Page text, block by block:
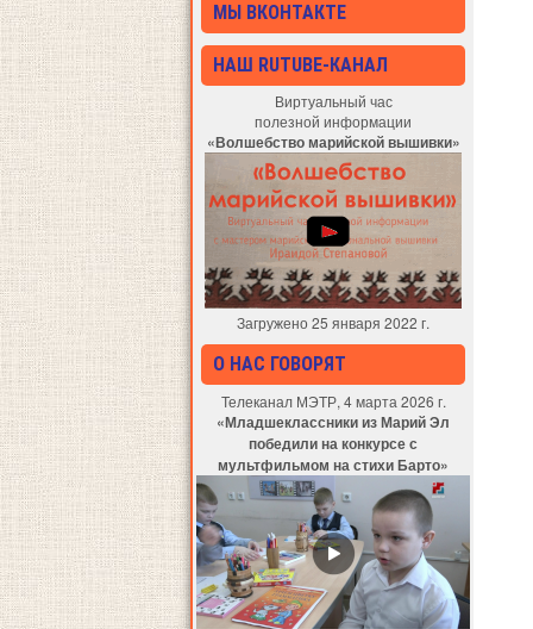
МЫ ВКОНТАКТЕ
НАШ RUTUBE-КАНАЛ
Виртуальный час
полезной информации
«Волшебство марийской вышивки»
Загружено 25 января 2022 г.
О НАС ГОВОРЯТ
Телеканал МЭТР, 4 марта 2026 г.
«Младшеклассники из Марий Эл
победили на конкурсе с
мультфильмом на стихи Барто»